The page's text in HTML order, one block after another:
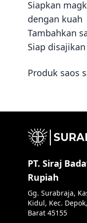
Siapkan
dengan kuah
Tambahkan
Siap disajikan
Produk saos
PT. Siraj
Rupiah
Gg. Surabraja,
Kidul, Kec.
Barat 45155